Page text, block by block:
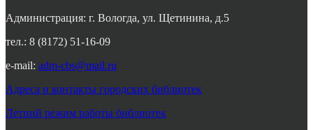
Администрация: г. Вологда, ул. Щетинина, д.5
тел.: 8 (8172) 51-16-09
e-mail: adm-cbs@mail.ru
Адреса и контакты городских библиотек
Летний режим работы библиотек